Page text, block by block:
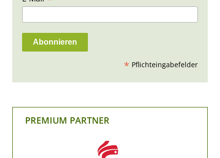
* Pflichteingabefelder
PREMIUM PARTNER